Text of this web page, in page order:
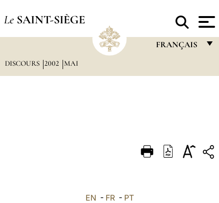
Le SAINT-SIÈGE
FRANÇAIS
DEUTSCH
DISCOURS 2002 MAI
EN - FR- PT